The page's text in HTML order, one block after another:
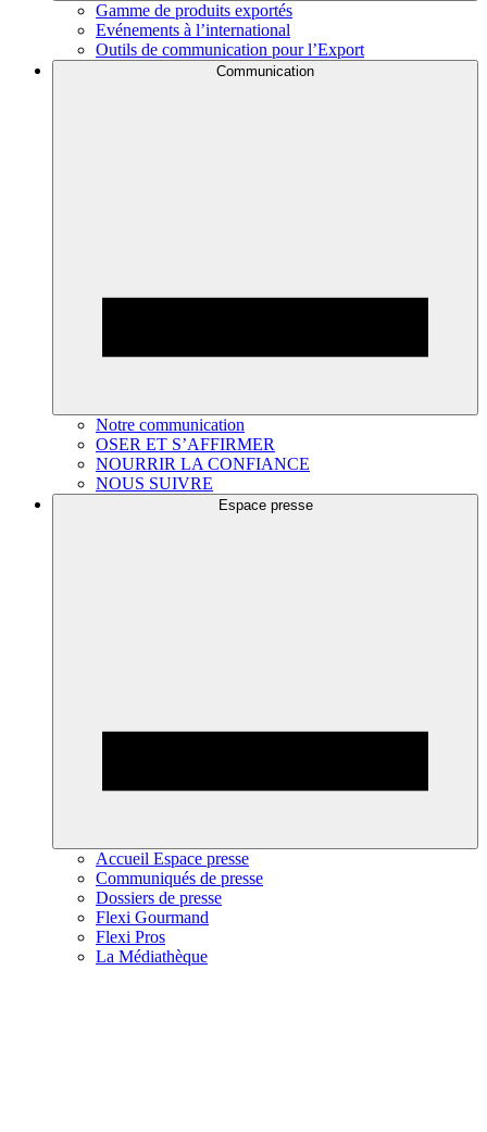
Gamme de produits exportés
Evénements à l’international
Outils de communication pour l’Export
Communication
Notre communication
OSER ET S’AFFIRMER
NOURRIR LA CONFIANCE
NOUS SUIVRE
Espace presse
Accueil Espace presse
Communiqués de presse
Dossiers de presse
Flexi Gourmand
Flexi Pros
La Médiathèque